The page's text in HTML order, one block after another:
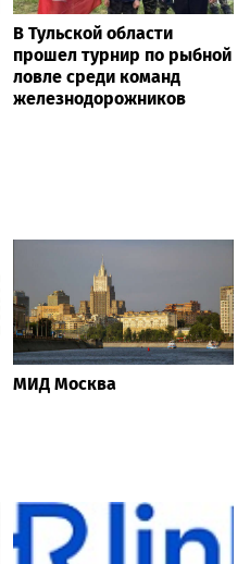
В Тульской области
прошел турнир по рыбной
ловле среди команд
железнодорожников
МИД Москва